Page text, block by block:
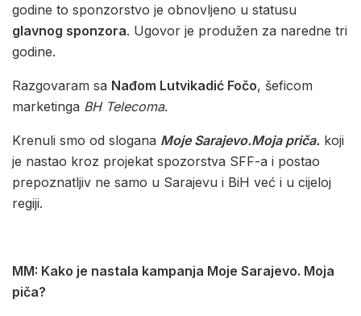
godine to sponzorstvo je obnovljeno u statusu
glavnog sponzora. Ugovor je produžen za naredne tri
godine.
Razgovaram sa Nađom Lutvikadić Fočo, šeficom
marketinga BH Telecoma.
Krenuli smo od slogana Moje Sarajevo.Moja priča. koji
je nastao kroz projekat spozorstva SFF-a i postao
prepoznatljiv ne samo u Sarajevu i BiH već i u cijeloj
regiji.
MM: Kako je nastala kampanja Moje Sarajevo. Moja
piča?